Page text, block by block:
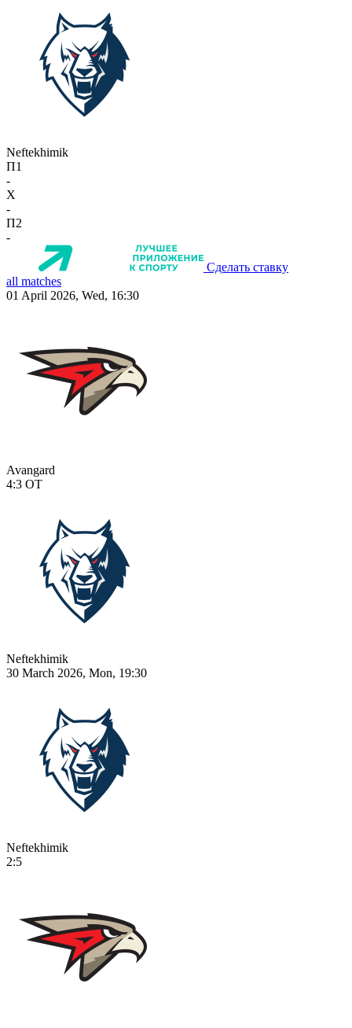
Neftekhimik
П1
-
X
-
П2
-
Сделать ставку
all matches
01 April 2026, Wed, 16:30
Avangard
4:3 OT
Neftekhimik
30 March 2026, Mon, 19:30
Neftekhimik
2:5